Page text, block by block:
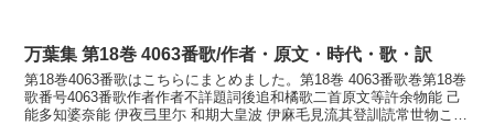
万葉集 第18巻 4063番歌/作者・原文・時代・歌・訳
第18巻4063番歌はこちらにまとめました。第18巻 4063番歌巻第18巻
歌番号4063番歌作者作者不詳題詞後追和橘歌二首原文等許余物能 己
能多知婆奈能 伊夜弖里尓 和期大皇波 伊麻毛見流其登訓読常世物この